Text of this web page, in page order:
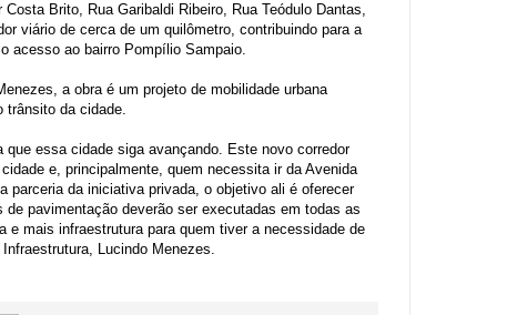
Brito, Rua Garibaldi Ribeiro, Rua Teódulo Dantas,
viário de cerca de um quilômetro, contribuindo para a
acesso ao bairro Pompílio Sampaio.
a obra é um projeto de mobilidade urbana
trânsito da cidade.
essa cidade siga avançando. Este novo corredor
e, principalmente, quem necessita ir da Avenida
parceria da iniciativa privada, o objetivo ali é oferecer
pavimentação deverão ser executadas em todas as
e mais infraestrutura para quem tiver a necessidade de
Lucindo Menezes.